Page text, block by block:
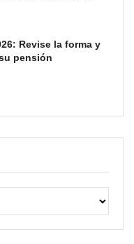
Revise la forma y
pensión